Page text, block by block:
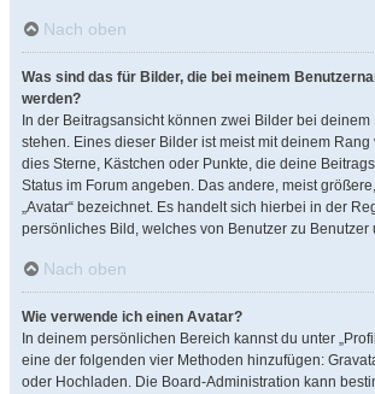
Nach oben
Was sind das für Bilder, die bei meinem
werden?
In der Beitragsansicht können zwei Bilder bei deinem
stehen. Eines dieser Bilder ist meist mit deinem Rang
dies Sterne, Kästchen oder Punkte, die deine
Status im Forum angeben. Das andere, meist
„Avatar“ bezeichnet. Es handelt sich hierbei in der
persönliches Bild, welches von Benutzer zu Benutzer
Nach oben
Wie verwende ich einen Avatar?
In deinem persönlichen Bereich kannst du unter
eine der folgenden vier Methoden hinzufügen:
oder Hochladen. Die Board-Administration kann